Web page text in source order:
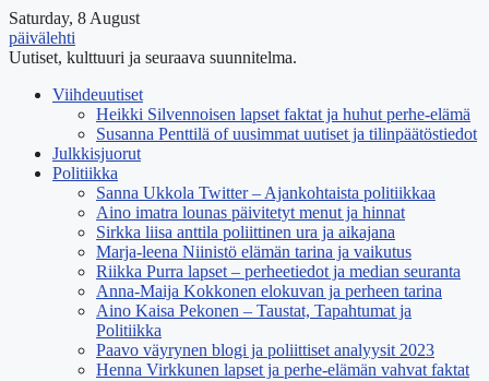
Saturday, 8 August
päivälehti
Uutiset, kulttuuri ja seuraava suunnitelma.
Viihdeuutiset
Heikki Silvennoisen lapset faktat ja huhut perhe-elämä
Susanna Penttilä of uusimmat uutiset ja tilinpäätöstiedot
Julkkisjuorut
Politiikka
Sanna Ukkola Twitter – Ajankohtaista politiikkaa
Aino imatra lounas päivitetyt menut ja hinnat
Sirkka liisa anttila poliittinen ura ja aikajana
Marja-leena Niinistö elämän tarina ja vaikutus
Riikka Purra lapset – perheetiedot ja median seuranta
Anna-Maija Kokkonen elokuvan ja perheen tarina
Aino Kaisa Pekonen – Taustat, Tapahtumat ja
Politiikka
Paavo väyrynen blogi ja poliittiset analyysit 2023
Henna Virkkunen lapset ja perhe-elämän vahvat faktat